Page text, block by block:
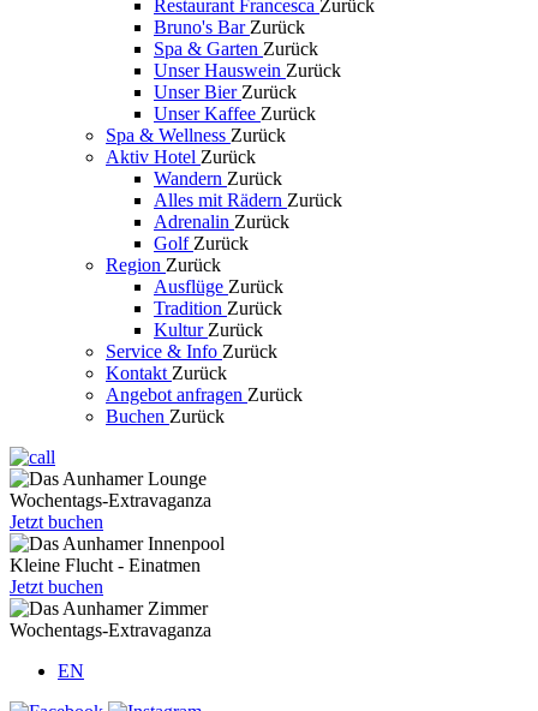
Restaurant Francesca Zurück
Bruno's Bar Zurück
Spa & Garten Zurück
Unser Hauswein Zurück
Unser Bier Zurück
Unser Kaffee Zurück
Spa & Wellness Zurück
Aktiv Hotel Zurück
Wandern Zurück
Alles mit Rädern Zurück
Adrenalin Zurück
Golf Zurück
Region Zurück
Ausflüge Zurück
Tradition Zurück
Kultur Zurück
Service & Info Zurück
Kontakt Zurück
Angebot anfragen Zurück
Buchen Zurück
Wochentags-Extravaganza
Jetzt buchen
Kleine Flucht - Einatmen
Jetzt buchen
Wochentags-Extravaganza
EN